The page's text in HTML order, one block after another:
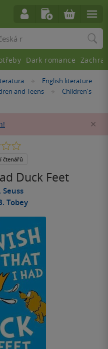
»English literature
and Teens »
Children's
Duck Feet
Seuss
Tobey
čtenářů
Dark romance